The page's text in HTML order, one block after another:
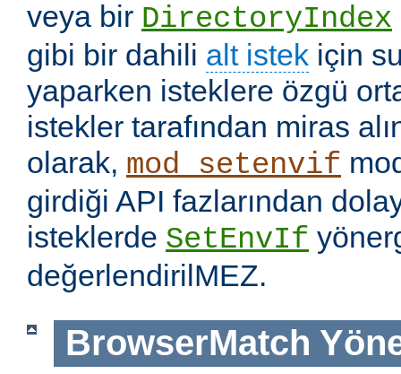
veya bir DirectoryIndex
gibi bir dahili alt istek için
yaparken isteklere özgü
istekler tarafından miras
olarak, mod_setenvif
girdiği API fazlarından
isteklerde SetEnvIf
değerlendirilMEZ.
BrowserMatch